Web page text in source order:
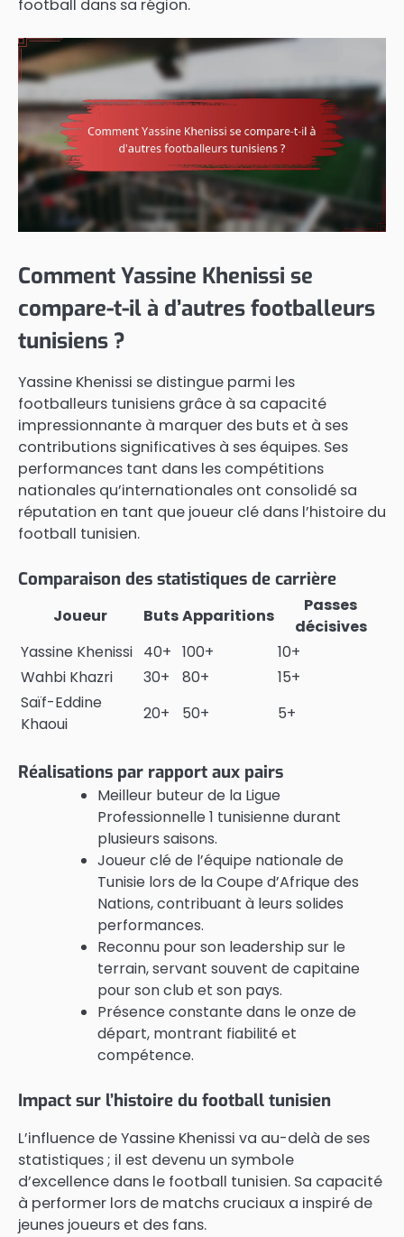
football dans sa région.
Comment Yassine Khenissi se
compare-t-il à d’autres footballeurs
tunisiens ?
Yassine Khenissi se distingue parmi les
footballeurs tunisiens grâce à sa capacité
impressionnante à marquer des buts et à ses
contributions significatives à ses équipes. Ses
performances tant dans les compétitions
nationales qu’internationales ont consolidé sa
réputation en tant que joueur clé dans l’histoire du
football tunisien.
Comparaison des statistiques de carrière
Joueur ButsApparitions
Passes
décisives
Yassine Khenissi 40+ 100+
10+
Wahbi Khazri
30+ 80+
15+
Saïf-Eddine
Khaoui
20+ 50+ 5+
Réalisations par rapport aux pairs
Meilleur buteur de la Ligue
Professionnelle 1 tunisienne durant
plusieurs saisons.
Joueur clé de l’équipe nationale de
Tunisie lors de la Coupe d’Afrique des
Nations, contribuant à leurs solides
performances.
Reconnu pour son leadership sur le
terrain, servant souvent de capitaine
pour son club et son pays.
Présence constante dans le onze de
départ, montrant fiabilité et
compétence.
Impact sur l’histoire du football tunisien
L’influence de Yassine Khenissi va au-delà de ses
statistiques ; il est devenu un symbole
d’excellence dans le football tunisien. Sa capacité
à performer lors de matchs cruciaux a inspiré de
jeunes joueurs et des fans.